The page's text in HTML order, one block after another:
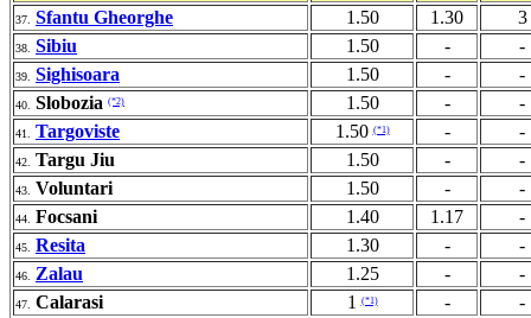
37. Sfantu Gheorghe 1.50 1.30 3
38. Sibiu 1.50 - -
39. Sighisoara 1.50 - -
40. Slobozia (*2) 1.50 - -
41. Targoviste 1.50(*1) - -
42. Targu Jiu 1.50 - -
43. Voluntari 1.50 - -
44. Focsani 1.40 1.17 -
45. Resita 1.30 - -
46. Zalau 1.25 - -
47. Calarasi 1(*1) - -